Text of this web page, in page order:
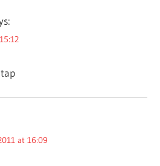
at 16:09